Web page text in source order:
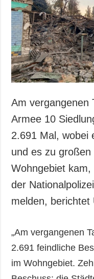
Gesellschaft und
Kultur
Sport
Kriminalität
Notstand und
Notfälle
ZUSÄTZLICH
Veröffentlichungen
Interview
Fotos
Video
Am vergangenen
Armee 10
2.691 Mal, wobei
und es zu
Wohngebiet
der
melden, berichtet
„Am vergangenen
2.691 feindliche
im Wohngebiet.